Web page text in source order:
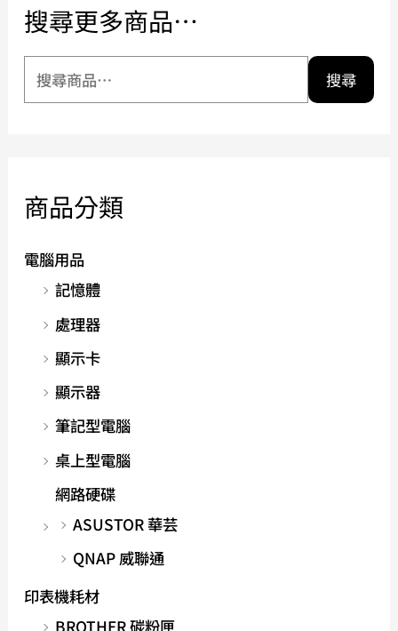
搜尋更多商品…
搜尋
商品分類
電腦用品
記憶體
處理器
顯示卡
顯示器
筆記型電腦
桌上型電腦
網路硬碟
ASUSTOR 華芸
QNAP 威聯通
印表機耗材
BROTHER 碳粉匣